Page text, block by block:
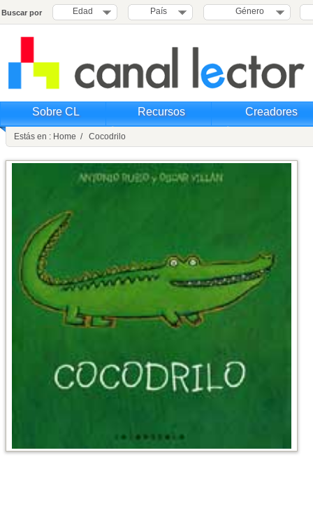
Buscar por Edad País Género
Sobre CL Recursos Creadores
Estás en : Home / Cocodrilo